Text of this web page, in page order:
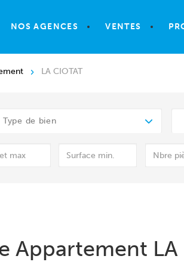
NOS AGENCES VENTES
LA CIOTAT
Type de bien
Appartement